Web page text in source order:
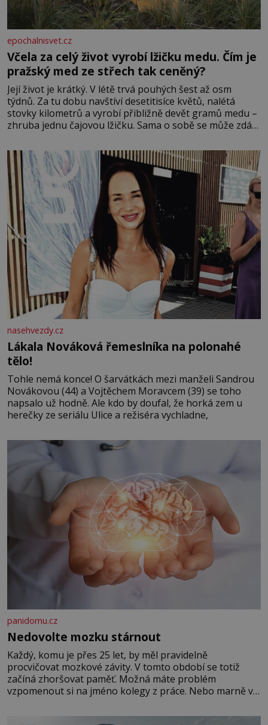
epochalnisvet.cz
Včela za celý život vyrobí lžičku medu. Čím je
pražský med ze střech tak ceněný?
Její život je krátký. V létě trvá pouhých šest až osm
týdnů. Za tu dobu navštíví desetitisíce květů, nalétá
stovky kilometrů a vyrobí přibližně devět gramů medu –
zhruba jednu čajovou lžičku. Sama o sobě se může zdát
tisíc příslušnic svého včelstva, vznikne jeden z
nejdokonalejších organismů
nasehvezdy.cz
Lákala Nováková řemeslníka na polonahé
tělo!
Tohle nemá konce! O šarvátkách mezi manželi Sandrou
Novákovou (44) a Vojtěchem Moravcem (39) se toho
napsalo už hodně. Ale kdo by doufal, že horká zem u
herečky ze seriálu Ulice a režiséra vychladne,
panidomu.cz
Nedovolte mozku stárnout
Každý, komu je přes 25 let, by měl pravidelně
procvičovat mozkové závity. V tomto období se totiž
začíná zhoršovat paměť. Možná máte problém
vzpomenout si na jméno kolegy z práce. Nebo marně v
Je to opravdu tak, s věkem jako kdyby se paměť